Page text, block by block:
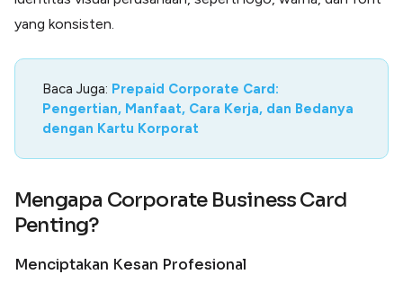
yang konsisten.
Baca Juga: Prepaid Corporate Card:
Pengertian, Manfaat, Cara Kerja, dan Bedanya
dengan Kartu Korporat
Mengapa Corporate Business Card
Penting?
Menciptakan Kesan Profesional